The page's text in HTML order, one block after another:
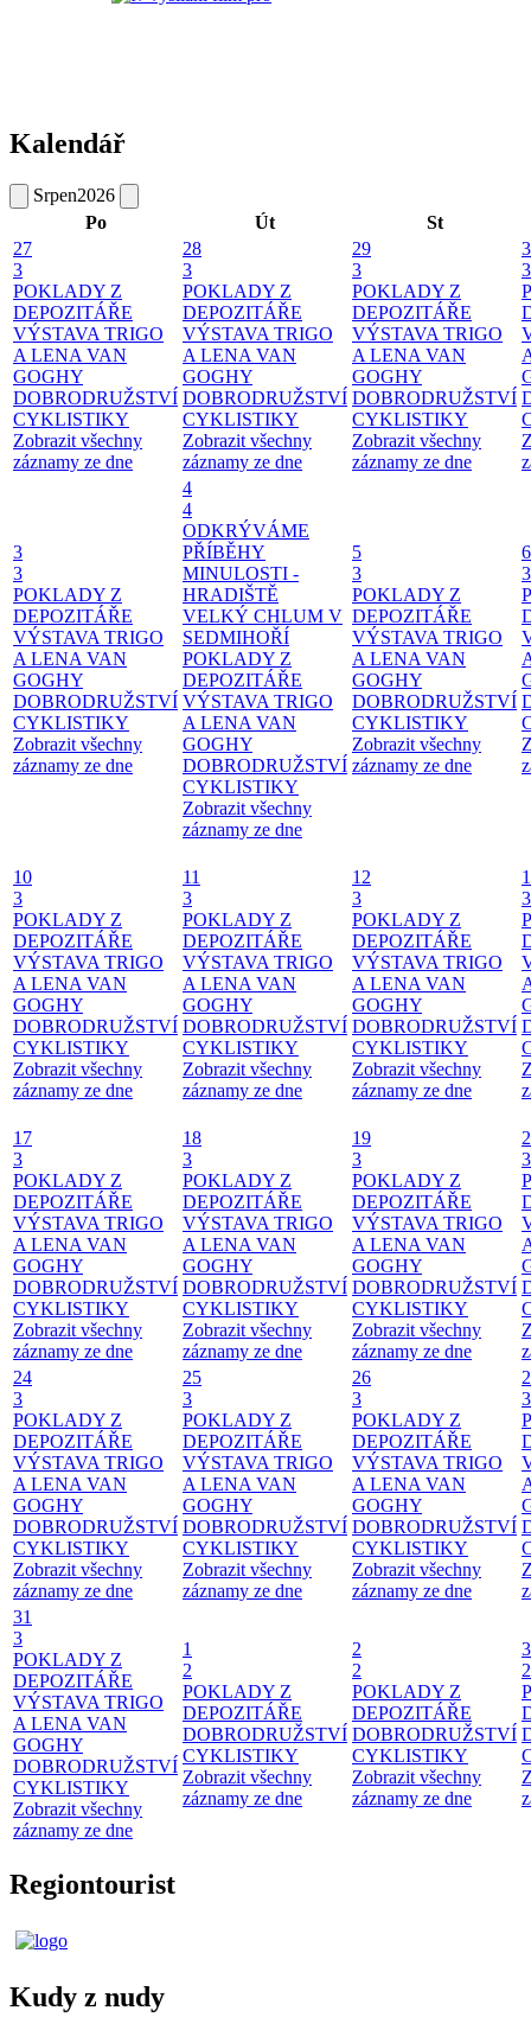
Kalendář
Srpen2026
Po
Út
St
27
3
POKLADY Z
DEPOZITÁŘE
VÝSTAVA TRIGO
A LENA VAN
GOGHY
DOBRODRUŽSTVÍ
CYKLISTIKY
Zobrazit všechny
záznamy ze dne
28
3
POKLADY Z
DEPOZITÁŘE
VÝSTAVA TRIGO
A LENA VAN
GOGHY
DOBRODRUŽSTVÍ
CYKLISTIKY
Zobrazit všechny
záznamy ze dne
29
3
POKLADY Z
DEPOZITÁŘE
VÝSTAVA TRIGO
A LENA VAN
GOGHY
DOBRODRUŽSTVÍ
CYKLISTIKY
Zobrazit všechny
záznamy ze dne
3
3
3
POKLADY Z
DEPOZITÁŘE
VÝSTAVA TRIGO
A LENA VAN
GOGHY
DOBRODRUŽSTVÍ
CYKLISTIKY
Zobrazit všechny
záznamy ze dne
4
4
ODKRÝVÁME
PŘÍBĚHY
MINULOSTI -
HRADIŠTĚ
VELKÝ CHLUM V
SEDMIHOŘÍ
POKLADY Z
DEPOZITÁŘE
VÝSTAVA TRIGO
A LENA VAN
GOGHY
DOBRODRUŽSTVÍ
CYKLISTIKY
Zobrazit všechny
záznamy ze dne
5
3
POKLADY Z
DEPOZITÁŘE
VÝSTAVA TRIGO
A LENA VAN
GOGHY
DOBRODRUŽSTVÍ
CYKLISTIKY
Zobrazit všechny
záznamy ze dne
6
3
10
3
POKLADY Z
DEPOZITÁŘE
VÝSTAVA TRIGO
A LENA VAN
GOGHY
DOBRODRUŽSTVÍ
CYKLISTIKY
Zobrazit všechny
záznamy ze dne
11
3
POKLADY Z
DEPOZITÁŘE
VÝSTAVA TRIGO
A LENA VAN
GOGHY
DOBRODRUŽSTVÍ
CYKLISTIKY
Zobrazit všechny
záznamy ze dne
12
3
POKLADY Z
DEPOZITÁŘE
VÝSTAVA TRIGO
A LENA VAN
GOGHY
DOBRODRUŽSTVÍ
CYKLISTIKY
Zobrazit všechny
záznamy ze dne
3
17
3
POKLADY Z
DEPOZITÁŘE
VÝSTAVA TRIGO
A LENA VAN
GOGHY
DOBRODRUŽSTVÍ
CYKLISTIKY
Zobrazit všechny
záznamy ze dne
18
3
POKLADY Z
DEPOZITÁŘE
VÝSTAVA TRIGO
A LENA VAN
GOGHY
DOBRODRUŽSTVÍ
CYKLISTIKY
Zobrazit všechny
záznamy ze dne
19
3
POKLADY Z
DEPOZITÁŘE
VÝSTAVA TRIGO
A LENA VAN
GOGHY
DOBRODRUŽSTVÍ
CYKLISTIKY
Zobrazit všechny
záznamy ze dne
3
24
3
POKLADY Z
DEPOZITÁŘE
VÝSTAVA TRIGO
A LENA VAN
GOGHY
DOBRODRUŽSTVÍ
CYKLISTIKY
Zobrazit všechny
záznamy ze dne
25
3
POKLADY Z
DEPOZITÁŘE
VÝSTAVA TRIGO
A LENA VAN
GOGHY
DOBRODRUŽSTVÍ
CYKLISTIKY
Zobrazit všechny
záznamy ze dne
26
3
POKLADY Z
DEPOZITÁŘE
VÝSTAVA TRIGO
A LENA VAN
GOGHY
DOBRODRUŽSTVÍ
CYKLISTIKY
Zobrazit všechny
záznamy ze dne
3
31
3
POKLADY Z
DEPOZITÁŘE
VÝSTAVA TRIGO
A LENA VAN
GOGHY
DOBRODRUŽSTVÍ
CYKLISTIKY
Zobrazit všechny
záznamy ze dne
1
2
POKLADY Z
DEPOZITÁŘE
DOBRODRUŽSTVÍ
CYKLISTIKY
Zobrazit všechny
záznamy ze dne
2
2
POKLADY Z
DEPOZITÁŘE
DOBRODRUŽSTVÍ
CYKLISTIKY
Zobrazit všechny
záznamy ze dne
3
2
Regiontourist
Kudy z nudy